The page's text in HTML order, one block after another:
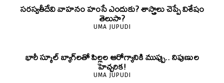
సరస్వతీదేవి వాహనం హంసే ఎందుకు? శాస్త్రాలు చెప్పే విశేషం
తెలుసా?
UMA JUPUDI
భారీ స్కూల్ బ్యాగ్‌లతో పిల్లల ఆరోగ్యానికి ముప్పు.. నిపుణుల
హెచ్చరిక!
UMA JUPUDI